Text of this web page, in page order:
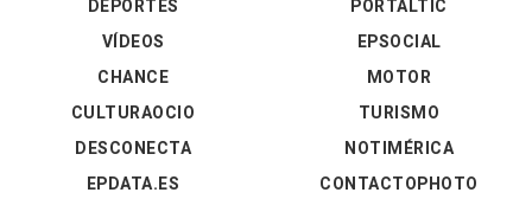
DEPORTES
VÍDEOS
PORTALTIC
EPSOCIAL
CHANCE
CULTURAOCIO
DESCONECTA
EPDATA.ES
MOTOR
TURISMO
NOTIMÉRICA
CONTACTOPHOTO